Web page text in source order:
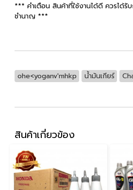
*** คำเตือน สินค้าที่ใช้งานได้ดี ควรได้รั
ชำนาญ ***
ohe<yoganv'mhkp น้ำมันเกียร์
สินค้าเกี่ยวข้อง